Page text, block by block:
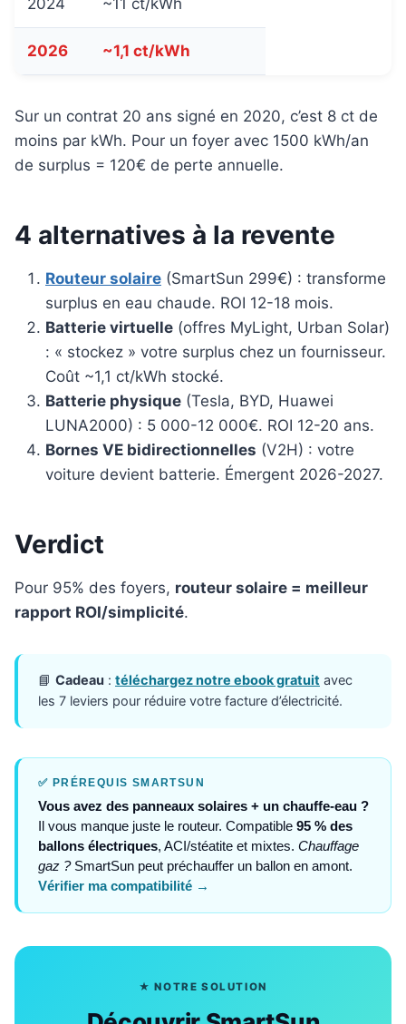
2026 ~1,1 ct/kWh
Sur un contrat 20 ans signé en 2020, c’est 8 ct de
moins par kWh. Pour un foyer avec 1500 kWh/an
de surplus = 120€ de perte annuelle.
4 alternatives à la revente
Routeur solaire (SmartSun 299€) : transforme
surplus en eau chaude. ROI 12-18 mois.
Batterie virtuelle (offres MyLight, Urban Solar)
: « stockez » votre surplus chez un fournisseur.
Coût ~1,1 ct/kWh stocké.
Batterie physique (Tesla, BYD, Huawei
LUNA2000) : 5 000-12 000€. ROI 12-20 ans.
Bornes VE bidirectionnelles (V2H) : votre
voiture devient batterie. Émergent 2026-2027.
Verdict
Pour 95% des foyers, routeur solaire = meilleur
rapport ROI/simplicité.
📘 Cadeau : téléchargez notre ebook gratuit avec
les 7 leviers pour réduire votre facture d’électricité.
✅ PRÉREQUIS SMARTSUN
Vous avez des panneaux solaires + un chauffe-eau ?
Il vous manque juste le routeur. Compatible 95 % des
ballons électriques, ACI/stéatite et mixtes. Chauffage
gaz ?SmartSun peut préchauffer un ballon en amont.
Vérifier ma compatibilité →
★ NOTRE SOLUTION